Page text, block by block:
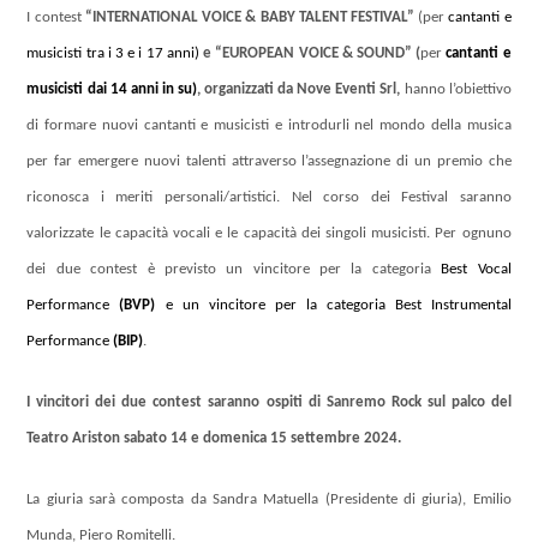
I contest “INTERNATIONAL VOICE & BABY TALENT FESTIVAL” (percantanti e
musicisti tra i 3 e i 17 anni)e “EUROPEAN VOICE & SOUND” (per cantanti e
musicisti dai 14 anni in su), organizzati da Nove Eventi Srl, hanno l’obiettivo
di formare nuovi cantanti e musicisti e introdurli nel mondo della musica
per far emergere nuovi talenti attraverso l’assegnazione di un premio che
riconosca i meriti personali/artistici. Nel corso dei Festival saranno
valorizzate le capacità vocali e le capacità dei singoli musicisti. Per ognuno
dei due contest è previsto un vincitore per la categoria Best Vocal
Performance(BVP) e un vincitore per la categoria Best Instrumental
Performance(BIP).
I vincitori dei due contest saranno ospiti di Sanremo Rock sul palco del
Teatro Ariston sabato 14 e domenica 15 settembre 2024.
La giuria sarà composta da Sandra Matuella (Presidente di giuria), Emilio
Munda, Piero Romitelli.